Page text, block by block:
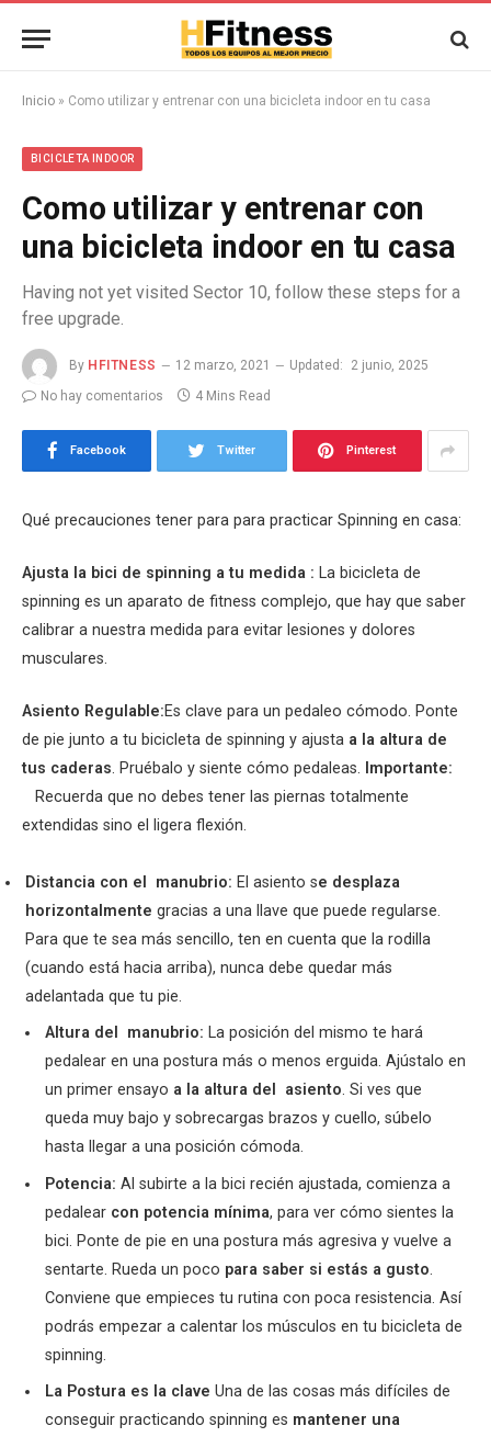
Inicio » Como utilizar y entrenar con una bicicleta indoor en tu casa
BICICLETA INDOOR
Como utilizar y entrenar con
una bicicleta indoor en tu casa
Having not yet visited Sector 10, follow these steps for a
free upgrade.
By HFITNESS 12 marzo, 2021 Updated:
2 junio, 2025
No hay comentarios
4 Mins Read
Facebook Twitter Pinterest
Qué precauciones tener para para practicar Spinning en casa:
Ajusta la bici de spinning a tu medida : La bicicleta de
spinning es un aparato de fitness complejo, que hay que saber
calibrar a nuestra medida para evitar lesiones y dolores
musculares.
Asiento Regulable:Es clave para un pedaleo cómodo. Ponte
de pie junto a tu bicicleta de spinning y ajusta a la altura de
tus caderas. Pruébalo y siente cómo pedaleas. Importante:
Recuerda que no debes tener las piernas totalmente
extendidas sino el ligera flexión.
Distancia con el manubrio: El asiento se desplaza
horizontalmente gracias a una llave que puede regularse.
Para que te sea más sencillo, ten en cuenta que la rodilla
(cuando está hacia arriba), nunca debe quedar más
adelantada que tu pie.
Altura del manubrio: La posición del mismo te hará
pedalear en una postura más o menos erguida. Ajústalo en
un primer ensayo a la altura del asiento. Si ves que
queda muy bajo y sobrecargas brazos y cuello, súbelo
hasta llegar a una posición cómoda.
Potencia: Al subirte a la bici recién ajustada, comienza a
pedalear con potencia mínima, para ver cómo sientes la
bici. Ponte de pie en una postura más agresiva y vuelve a
sentarte. Rueda un poco para saber si estás a gusto.
Conviene que empieces tu rutina con poca resistencia. Así
podrás empezar a calentar los músculos en tu bicicleta de
spinning.
La Postura es la clave Una de las cosas más difíciles de
conseguir practicando spinning es mantener una